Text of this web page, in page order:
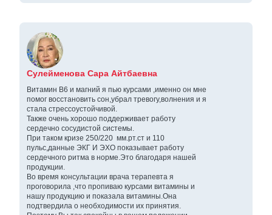
Сулейменова Сара Айтбаевна
Витамин В6 и магний я пью курсами ,именно он мне
помог восстановить сон,убрал тревогу,волнения и я
стала стрессоустойчивой.
Также очень хорошо поддерживает работу
сердечно сосудистой системы.
При таком кризе 250/220 мм.рт.ст и 110
пульс,данные ЭКГ И ЭХО показывает работу
сердечного ритма в норме.Это благодаря нашей
продукции.
Во время консультации врача терапевта я
проговорила ,что пропиваю курсами витамины и
нашу продукцию и показала витамины.Она
подтвердила о необходимости их принятия.